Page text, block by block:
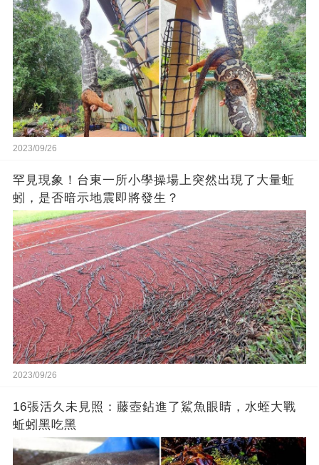
2023/09/26
罕見現象！台東一所小學操場上突然出現了大量蚯
蚓，是否暗示地震即將發生？
2023/09/26
16張活久未見照：藤壺鉆進了鯊魚眼睛，水蛭大戰
蚯蚓黑吃黑